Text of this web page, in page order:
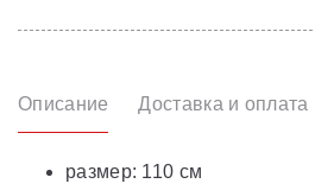
Описание Доставка и оплата
размер: 110 см